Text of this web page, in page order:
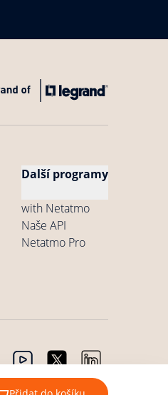
Další programy
with Netatmo
Naše API
Netatmo Pro
Všechna práva